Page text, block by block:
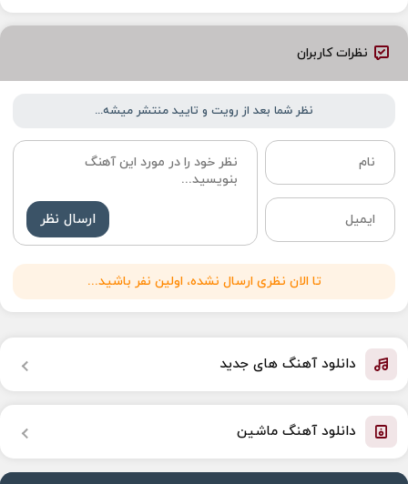
نظرات کاربران
نظر شما بعد از رویت و تایید منتشر میشه...
ارسال نظر
تا الان نظری ارسال نشده، اولین نفر باشید...
دانلود آهنگ های جدید
دانلود آهنگ ماشین